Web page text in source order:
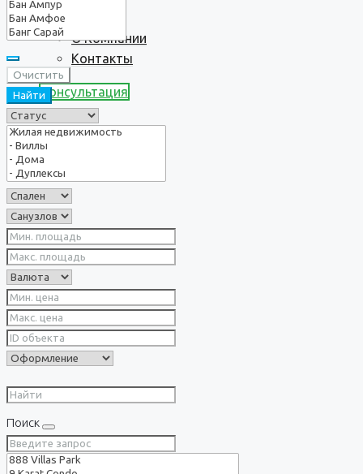
О Компании
Контакты
Консультация
Очистить
Найти
Поиск